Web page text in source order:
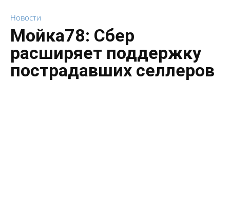
Новости
Мойка78: Сбер
расширяет поддержку
пострадавших селлеров